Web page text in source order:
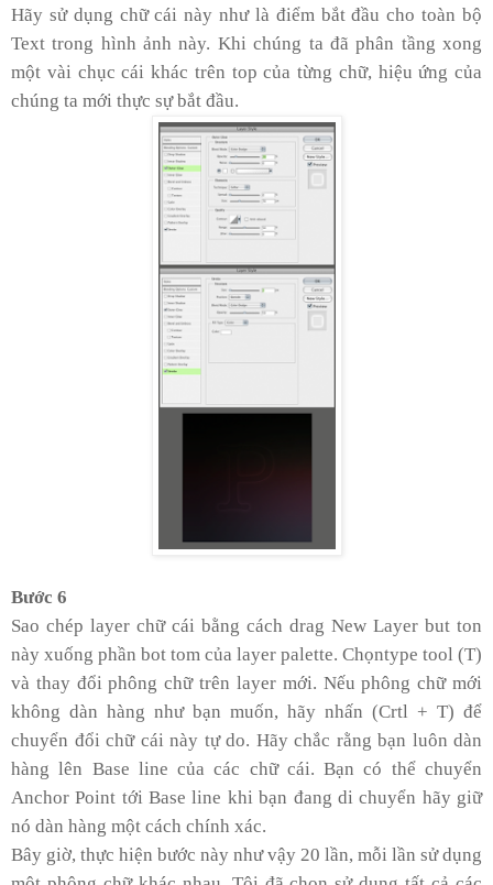
Hãy sử dụng chữ cái này như là điểm bắt đầu cho toàn bộ
Text trong hình ảnh này. Khi chúng ta đã phân tầng xong
một vài chục cái khác trên top của từng chữ, hiệu ứng của
chúng ta mới thực sự bắt đầu.
Bước 6
Sao chép layer chữ cái bằng cách drag New Layer but ton
này xuống phần bot tom của layer palette. Chọntype tool (T)
và thay đổi phông chữ trên layer mới. Nếu phông chữ mới
không dàn hàng như bạn muốn, hãy nhấn (Crtl + T) để
chuyển đổi chữ cái này tự do. Hãy chắc rằng bạn luôn dàn
hàng lên Base line của các chữ cái. Bạn có thể chuyển
Anchor Point tới Base line khi bạn đang di chuyển hãy giữ
nó dàn hàng một cách chính xác.
Bây giờ, thực hiện bước này như vậy 20 lần, mỗi lần sử dụng